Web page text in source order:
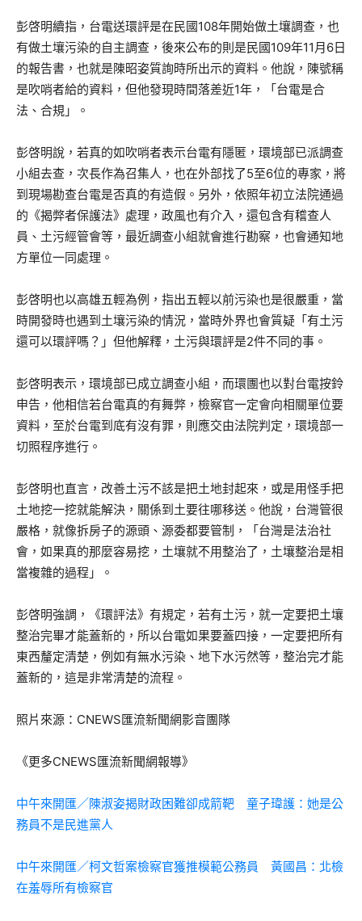
彭啓明續指，台電送環評是在民國108年開始做土壤調查，也
有做土壤污染的自主調查，後來公布的則是民國109年11月6日
的報告書，也就是陳昭姿質詢時所出示的資料。他說，陳號稱
是吹哨者給的資料，但他發現時間落差近1年，「台電是合
法、合規」。
彭啓明說，若真的如吹哨者表示台電有隱匿，環境部已派調查
小組去查，次長作為召集人，也在外部找了5至6位的專家，將
到現場勘查台電是否真的有造假。另外，依照年初立法院通過
的《揭弊者保護法》處理，政風也有介入，還包含有稽查人
員、土污經管會等，最近調查小組就會進行勘察，也會通知地
方單位一同處理。
彭啓明也以高雄五輕為例，指出五輕以前污染也是很嚴重，當
時開發時也遇到土壤污染的情況，當時外界也會質疑「有土污
還可以環評嗎？」但他解釋，土污與環評是2件不同的事。
彭啓明表示，環境部已成立調查小組，而環團也以對台電按鈴
申告，他相信若台電真的有舞弊，檢察官一定會向相關單位要
資料，至於台電到底有沒有罪，則應交由法院判定，環境部一
切照程序進行。
彭啓明也直言，改善土污不該是把土地封起來，或是用怪手把
土地挖一挖就能解決，關係到土要往哪移送。他說，台灣管很
嚴格，就像拆房子的源頭、源委都要管制，「台灣是法治社
會，如果真的那麼容易挖，土壤就不用整治了，土壤整治是相
當複雜的過程」。
彭啓明強調，《環評法》有規定，若有土污，就一定要把土壤
整治完畢才能蓋新的，所以台電如果要蓋四接，一定要把所有
東西釐定清楚，例如有無水污染、地下水污然等，整治完才能
蓋新的，這是非常清楚的流程。
照片來源：CNEWS匯流新聞網影音團隊
《更多CNEWS匯流新聞網報導》
中午來開匯／陳淑姿揭財政困難卻成箭靶 童子瑋護：她是公
務員不是民進黨人
中午來開匯／柯文哲案檢察官獲推模範公務員 黃國昌：北檢
在羞辱所有檢察官